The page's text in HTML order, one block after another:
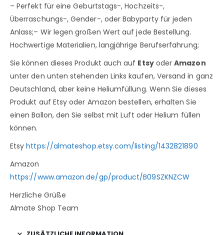
– Perfekt für eine Geburtstags-, Hochzeits-,
Überraschungs-, Gender-, oder Babyparty für jeden
Anlass;– Wir legen großen Wert auf jede Bestellung.
Hochwertige Materialien, langjährige Berufserfahrung;
Sie können dieses Produkt auch auf EtsyoderAmazon
unter den unten stehenden Links kaufen, Versand in ganz
Deutschland, aber keine Heliumfüllung. Wenn Sie dieses
Produkt auf Etsy oder Amazon bestellen, erhalten Sie
einen Ballon, den Sie selbst mit Luft oder Helium füllen
können.
Etsyhttps://almateshop.etsy.com/listing/1432821890
Amazon
https://www.amazon.de/gp/product/B09SZKNZCW
Herzliche Grüße
Almate Shop Team